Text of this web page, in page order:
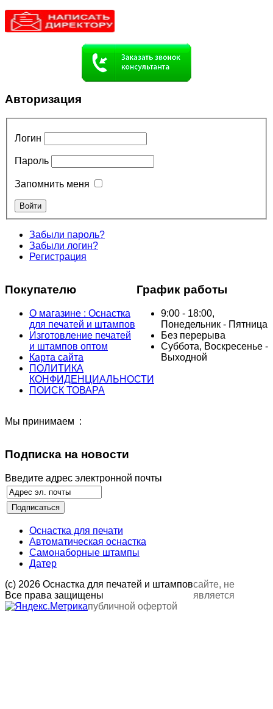
Авторизация
Логин
Пароль
Запомнить меня
Забыли пароль?
Забыли логин?
Регистрация
Покупателю
О магазине : Оснастка
для печатей и штампов
Изготовление печатей
и штампов оптом
Карта сайта
ПОЛИТИКА
КОНФИДЕНЦИАЛЬНОСТИ
ПОИСК ТОВАРА
График работы
9:00 - 18:00,
Понедельник - Пятница
Без перерыва
Суббота, Воскресенье -
Выходной
Мы принимаем :
Подписка на новости
Введите адрес электронной почты
Оснастка для печати
Автоматическая оснастка
Самонаборные штампы
Датер
(с) 2026 Оснастка для печатей и штампов
Все права защищены
сайте, не
является
публичной офертой